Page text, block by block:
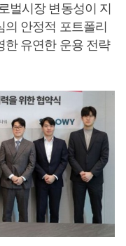
벌시장 변동성이 지
의 안정적 포트폴리
한 유연한 운용 전략